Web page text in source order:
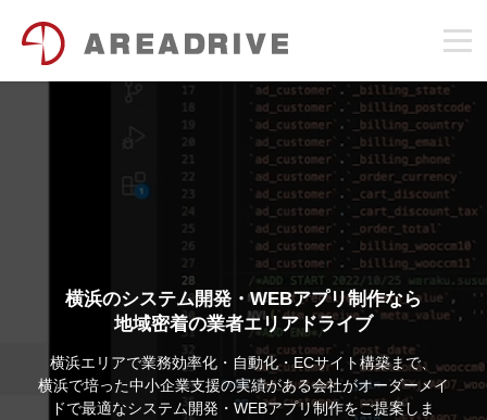
横浜のシステム開発・WEBアプリ制作なら
地域密着の業者エリアドライブ
横浜エリアで業務効率化・自動化・ECサイト構築まで、
横浜で培った中小企業支援の実績がある会社がオーダーメイ
ドで最適なシステム開発・WEBアプリ制作をご提案しま